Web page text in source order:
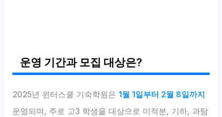
운영 기간과 모집 대상은?
2025년 윈터스쿨 기숙학원은 1월 1일부터 2월 8일까지
운영되며, 주로 고3 학생을 대상으로 미적분, 기하, 과탐